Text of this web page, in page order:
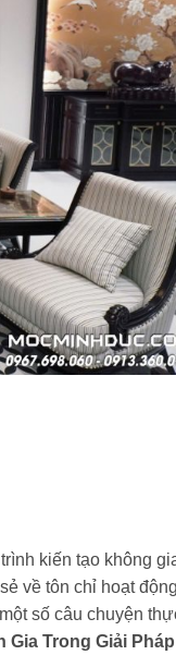
kiến tạo không
về tôn chỉ hoạt
số câu chuyện
Gia Trong Giải Pháp